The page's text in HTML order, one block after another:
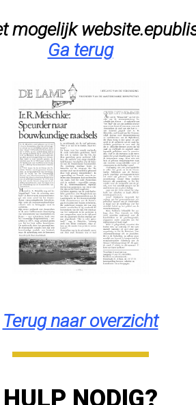
mogelijk
Ga terug
Terug naar overzicht
HULP NODIG?